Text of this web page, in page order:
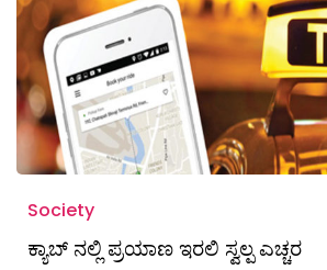
Society
ಕ್ಯಾಬ್‌ ನಲ್ಲಿ ಪ್ರಯಾಣ ಇರಲಿ ಸ್ವಲ್ಪ ಎಚ್ಚರ